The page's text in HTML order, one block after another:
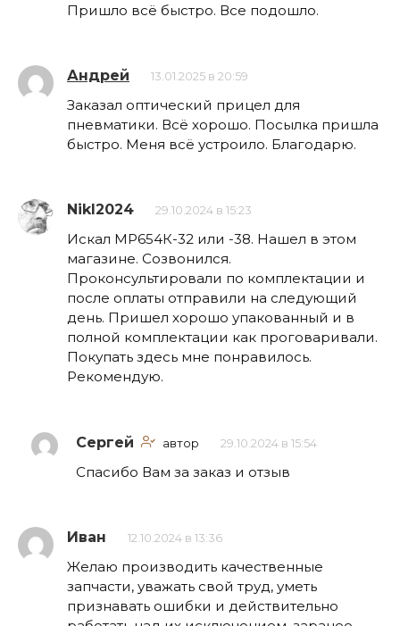
Пришло всё быстро. Все подошло.
Андрей 13.01.2025 в 20:59
Заказал оптический прицел для
пневматики. Всё хорошо. Посылка пришла
быстро. Меня всё устроило. Благодарю.
NikI2024 29.10.2024 в 15:23
Искал МР654К-32 или -38. Нашел в этом
магазине. Созвонился.
Проконсультировали по комплектации и
после оплаты отправили на следующий
день. Пришел хорошо упакованный и в
полной комплектации как проговаривали.
Покупать здесь мне понравилось.
Рекомендую.
Сергей автор 29.10.2024 в 15:54
Спасибо Вам за заказ и отзыв
Иван 12.10.2024 в 13:36
Желаю производить качественные
запчасти, уважать свой труд, уметь
признавать ошибки и действительно